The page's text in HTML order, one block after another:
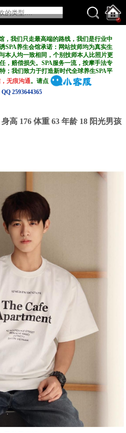
，我们只走最高端的路线，我们是行业中
SPA养生会馆承诺：网站技师均为真实生
本人均一致相同，个别技师本人比照片更
，赔偿损失。SPA服务一流，按摩手法专
；我们致力于打造新时代全球养生SPA平
无痕沟通。请点
2593644365
身高 176 体重 63 年龄 18 阳光男孩